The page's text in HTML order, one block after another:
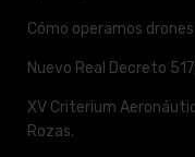
Cómo operamos
Nuevo Real Decreto
XV Criterium
Rozas.